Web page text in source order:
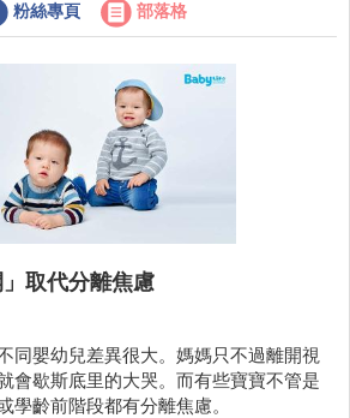
粉絲專頁 部落格
取代分離焦慮
同嬰幼兒差異很大。媽媽只不過離開視
會歇斯底里的大哭。而有些寶寶不管是
學齡前階段都有分離焦慮。